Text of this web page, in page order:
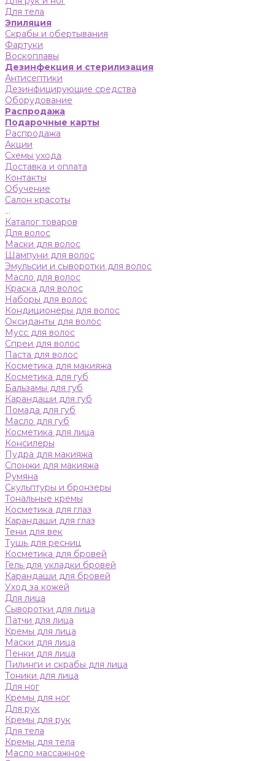
Для тела
Эпиляция
Скрабы и обертывания
Фартуки
Воскоплавы
Дезинфекция и стерилизация
Антисептики
Дезинфицирующие средства
Оборудование
Распродажа
Подарочные карты
Распродажа
Акции
Схемы ухода
Доставка и оплата
Контакты
Обучение
Салон красоты
...
Каталог товаров
Для волос
Маски для волос
Шампуни для волос
Эмульсии и сыворотки для волос
Масло для волос
Краска для волос
Наборы для волос
Кондиционеры для волос
Оксиданты для волос
Мусс для волос
Спреи для волос
Паста для волос
Косметика для макияжа
Косметика для губ
Бальзамы для губ
Карандаши для губ
Помада для губ
Масло для губ
Косметика для лица
Консилеры
Пудра для макияжа
Спонжи для макияжа
Румяна
Скульптуры и бронзеры
Тональные кремы
Косметика для глаз
Карандаши для глаз
Тени для век
Тушь для ресниц
Косметика для бровей
Гель для укладки бровей
Карандаши для бровей
Уход за кожей
Для лица
Сыворотки для лица
Патчи для лица
Кремы для лица
Маски для лица
Пенки для лица
Пилинги и скрабы для лица
Тоники для лица
Для ног
Кремы для ног
Для рук
Кремы для рук
Для тела
Кремы для тела
Масло массажное